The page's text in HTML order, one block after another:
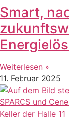
Smart,
Weiterlesen »
11. Februar 2025